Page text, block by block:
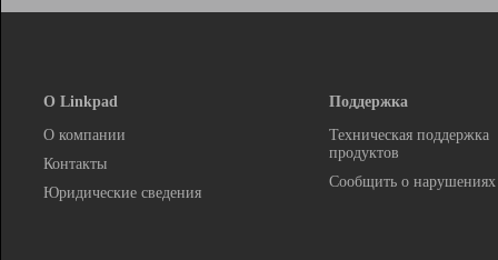
О Linkpad
О компании
Контакты
Юридические сведения
Поддержка
Техническая поддержка
продуктов
Сообщить о нарушениях